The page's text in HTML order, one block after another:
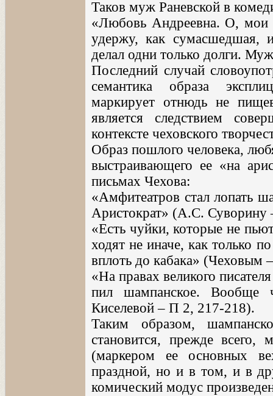
Таков муж Раневской в
«Любовь Андреевна. О, мои
удержу, как сумасшедшая,
делал одни только долги.
Последний случай
семантика образа
маркирует отнюдь не
является следствием
контексте чеховского
Образ пошлого человека,
выстраивающего ее «на
письмах Чехова:
«Амфитеатров стал лопать
Аристократ» (А.С. Суворину
«Есть чуйки, которые не
ходят не иначе, как только
вплоть до кабака» (Чеховым
«На правах великого
пил шампанское. Вообще
Киселевой – П 2, 217-218).
Таким образом,
становится, прежде всего,
(маркером ее основных
праздной, но и в том, и в
комический модус